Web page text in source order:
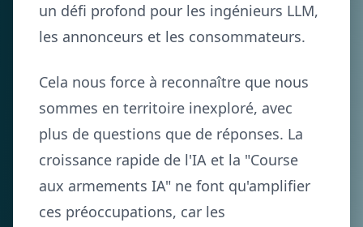
un défi profond pour les ingénieurs LLM,
les annonceurs et les consommateurs.
Cela nous force à reconnaître que nous
sommes en territoire inexploré, avec
plus de questions que de réponses. La
croissance rapide de l'IA et la "Course
aux armements IA" ne font qu'amplifier
ces préoccupations, car les